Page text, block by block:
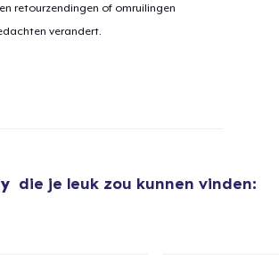
retourzendingen of omruilingen
verandert.
die je leuk zou kunnen vinden: